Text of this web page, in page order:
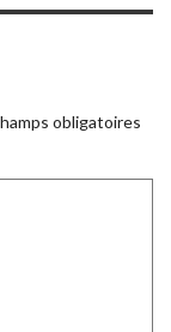
obligatoires